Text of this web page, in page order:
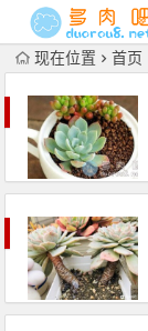
现在位置 首页